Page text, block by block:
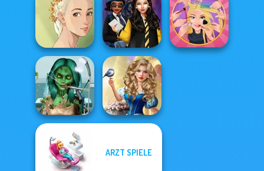
ASMR Beauty
Homeless
BFFs Weirdcore
Aesthetic
Pet Salon
Natural Girl
Portrait
Hogwarts
Princesses
Ghoulish To
Gorgeous Cool
Zomb...
Storybook Glam
Dress Up
ARZT SPIELE